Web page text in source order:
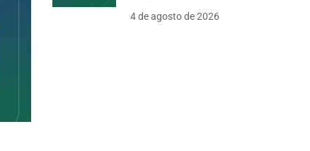
4 de agosto de 2026